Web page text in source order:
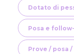
Dotato di
Posa e
Prove / posa